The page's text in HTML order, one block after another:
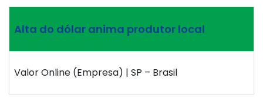
Alta do dólar anima produtor local
Valor Online (Empresa) | SP – Brasil